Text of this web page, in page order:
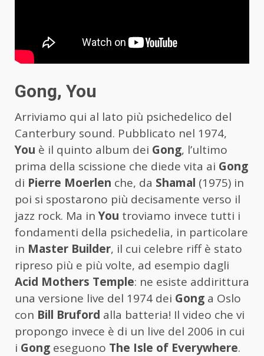
Gong, You
Arriviamo qui al lato più psichedelico del
Canterbury sound. Pubblicato nel 1974,
You è il quinto album dei Gong, l’ultimo
prima della scissione che diede vita ai Gong
di Pierre Moerlen che, da Shamal (1975) in
poi si spostarono più decisamente verso il
jazz rock. Ma inYou troviamo invece tutti i
fondamenti della psichedelia, in particolare
in Master Builder, il cui celebre riff è stato
ripreso più e più volte, ad esempio dagli
Acid Mothers Temple: ne esiste addirittura
una versione live del 1974 dei Gong a Oslo
con Bill Bruford alla batteria! Il video che vi
propongo invece è di un live del 2006 in cui
i Gong eseguono The Isle of Everywhere.